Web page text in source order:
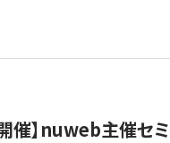
開催】nuweb主催セ